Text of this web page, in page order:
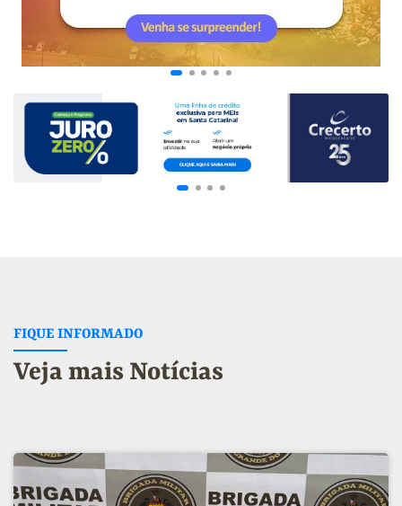
FIQUE INFORMADO
Veja mais Notícias